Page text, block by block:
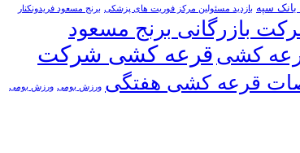
بانک سپه بازدید مسئولین مرکز فوریت های پزشکی برنج مسعود فریدونکنار
بازرگانی برنج مسعود
کشی قرعه کشی شرکت
قرعه کشی هفتگی ورزش بومی ورزش بومی